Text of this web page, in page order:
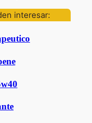
interesar: